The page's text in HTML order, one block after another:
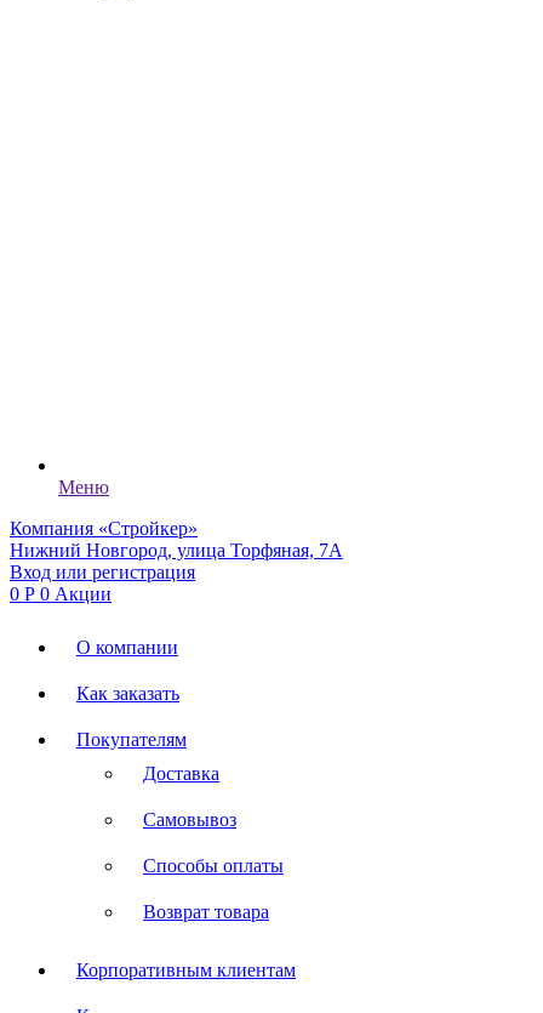
Меню
Компания «Стройкер»
Нижний Новгород, улица Торфяная, 7А
Вход или регистрация
0 Р 0 Акции
О компании
Как заказать
Покупателям
Доставка
Самовывоз
Способы оплаты
Возврат товара
Корпоративным клиентам